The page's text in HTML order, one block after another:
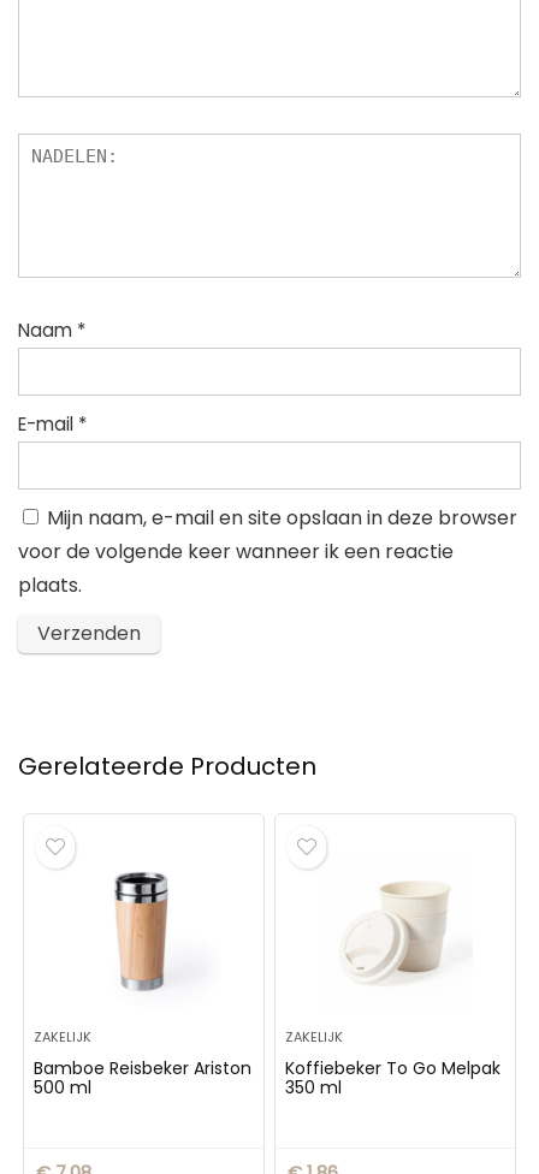
Naam *
E-mail *
Mijn naam, e-mail en site opslaan in deze browser
voor de volgende keer wanneer ik een reactie
plaats.
Gerelateerde Producten
ZAKELIJK
Bamboe Reisbeker Ariston
500 ml
ZAKELIJK
Koffiebeker To Go Melpak
350 ml